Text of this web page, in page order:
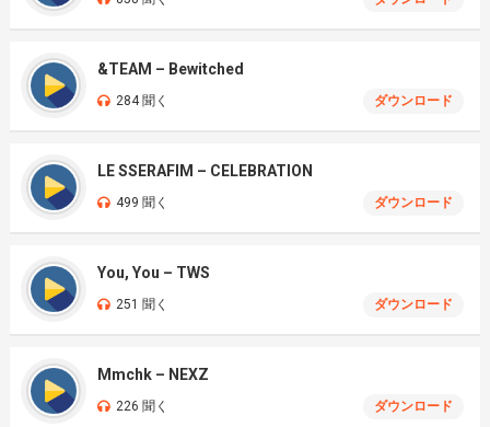
&TEAM – Bewitched
284 聞く ダウンロード
LE SSERAFIM – CELEBRATION
499 聞く ダウンロード
You, You – TWS
251 聞く ダウンロード
Mmchk – NEXZ
226 聞く ダウンロード